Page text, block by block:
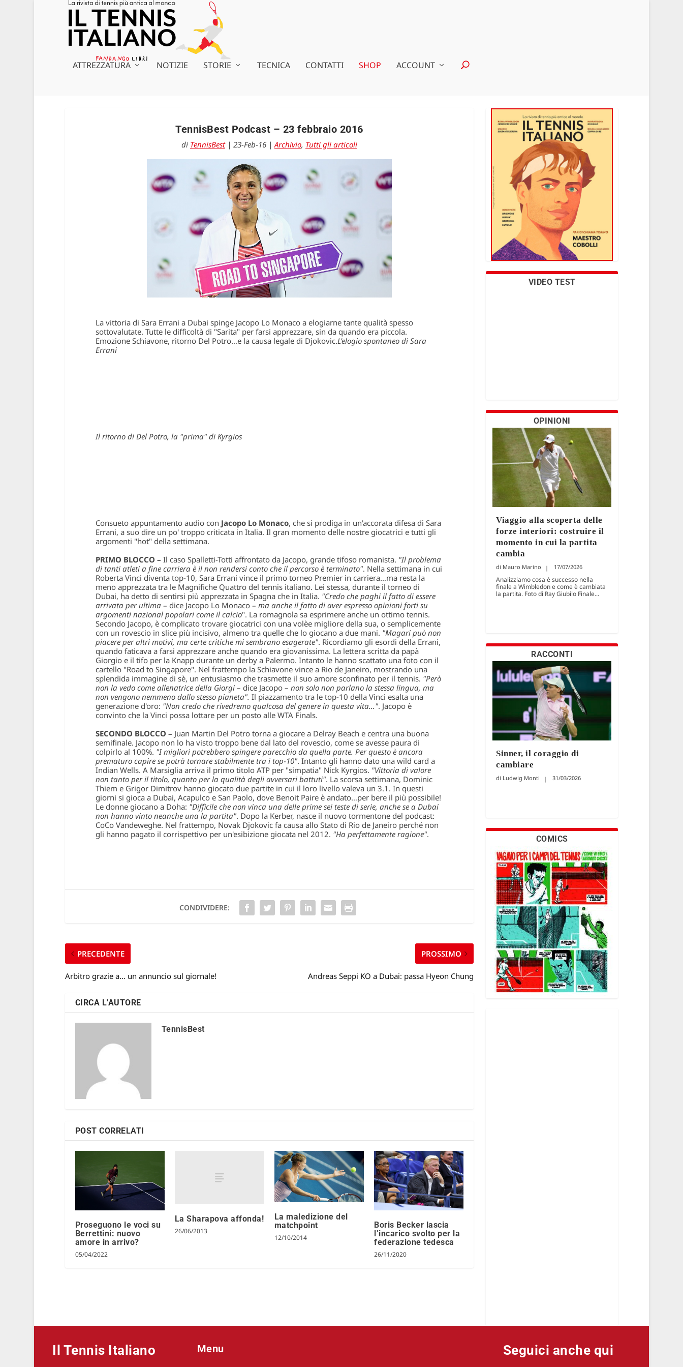
ATTREZZATURA NOTIZIE STORIE TECNICA CONTATTI SHOP ACCOUNT
TennisBest Podcast – 23 febbraio 2016
di TennisBest| 23-Feb-16|Archivio, Tutti gli articoli
La vittoria di Sara Errani a Dubai spinge Jacopo Lo Monaco a elogiarne tante qualità spesso
sottovalutate. Tutte le difficoltà di "Sarita" per farsi apprezzare, sin da quando era piccola.
Emozione Schiavone, ritorno Del Potro…e la causa legale di Djokovic.L'elogio spontaneo di Sara
Errani
Il ritorno di Del Potro, la "prima" di Kyrgios
Consueto appuntamento audio con Jacopo Lo Monaco, che si prodiga in un'accorata difesa di Sara
Errani, a suo dire un po' troppo criticata in Italia. Il gran momento delle nostre giocatrici e tutti gli
argomenti "hot" della settimana.
PRIMO BLOCCO – Il caso Spalletti-Totti affrontato da Jacopo, grande tifoso romanista. "Il problema
di tanti atleti a fine carriera è il non rendersi conto che il percorso è terminato". Nella settimana in cui
Roberta Vinci diventa top-10, Sara Errani vince il primo torneo Premier in carriera…ma resta la
meno apprezzata tra le Magnifiche Quattro del tennis italiano. Lei stessa, durante il torneo di
Dubai, ha detto di sentirsi più apprezzata in Spagna che in Italia. "Credo che paghi il fatto di essere
arrivata per ultima– dice Jacopo Lo Monaco – ma anche il fatto di aver espresso opinioni forti su
argomenti nazional popolari come il calcio". La romagnola sa esprimere anche un ottimo tennis.
Secondo Jacopo, è complicato trovare giocatrici con una volèe migliore della sua, o semplicemente
con un rovescio in slice più incisivo, almeno tra quelle che lo giocano a due mani. "Magari può non
piacere per altri motivi, ma certe critiche mi sembrano esagerate". Ricordiamo gli esordi della Errani,
quando faticava a farsi apprezzare anche quando era giovanissima. La lettera scritta da papà
Giorgio e il tifo per la Knapp durante un derby a Palermo. Intanto le hanno scattato una foto con il
cartello "Road to Singapore". Nel frattempo la Schiavone vince a Rio de Janeiro, mostrando una
splendida immagine di sè, un entusiasmo che trasmette il suo amore sconfinato per il tennis. "Però
non la vedo come allenatrice della Giorgi – dice Jacopo – non solo non parlano la stessa lingua, ma
non vengono nemmeno dallo stesso pianeta". Il piazzamento tra le top-10 della Vinci esalta una
generazione d'oro: "Non credo che rivedremo qualcosa del genere in questa vita…". Jacopo è
convinto che la Vinci possa lottare per un posto alle WTA Finals.
SECONDO BLOCCO – Juan Martin Del Potro torna a giocare a Delray Beach e centra una buona
semifinale. Jacopo non lo ha visto troppo bene dal lato del rovescio, come se avesse paura di
colpirlo al 100%. "I migliori potrebbero spingere parecchio da quella parte. Per questo è ancora
prematuro capire se potrà tornare stabilmente tra i top-10". Intanto gli hanno dato una wild card a
Indian Wells. A Marsiglia arriva il primo titolo ATP per "simpatia" Nick Kyrgios. "Vittoria di valore
non tanto per il titolo, quanto per la qualità degli avversari battuti". La scorsa settimana, Dominic
Thiem e Grigor Dimitrov hanno giocato due partite in cui il loro livello valeva un 3.1. In questi
giorni si gioca a Dubai, Acapulco e San Paolo, dove Benoit Paire è andato…per bere il più possibile!
Le donne giocano a Doha: "Difficile che non vinca una delle prime sei teste di serie, anche se a Dubai
non hanno vinto neanche una la partita". Dopo la Kerber, nasce il nuovo tormentone del podcast:
CoCo Vandeweghe. Nel frattempo, Novak Djokovic fa causa allo Stato di Rio de Janeiro perché non
gli hanno pagato il corrispettivo per un'esibizione giocata nel 2012. "Ha perfettamente ragione".
CONDIVIDERE:
PRECEDENTE
Arbitro grazie a… un annuncio sul giornale!
PROSSIMO
Andreas Seppi KO a Dubai: passa Hyeon Chung
CIRCA L'AUTORE
TennisBest
POST CORRELATI
Proseguono le voci su
Berrettini: nuovo
amore in arrivo?
05/04/2022
La Sharapova affonda!
26/06/2013
La maledizione del
matchpoint
12/10/2014
Boris Becker lascia
l’incarico svolto per la
federazione tedesca
26/11/2020
VIDEO TEST
OPINIONI
Viaggio alla scoperta delle
forze interiori: costruire il
momento in cui la partita
cambia
Mauro Marino 17/07/2026
Analizziamo cosa è successo nella
finale a Wimbledon e come è cambiata
la partita. Foto di Ray Giubilo Finale...
RACCONTI
Sinner, il coraggio di
cambiare
Ludwig Monti 31/03/2026
COMICS
Il Tennis Italiano Menu Seguici anche qui